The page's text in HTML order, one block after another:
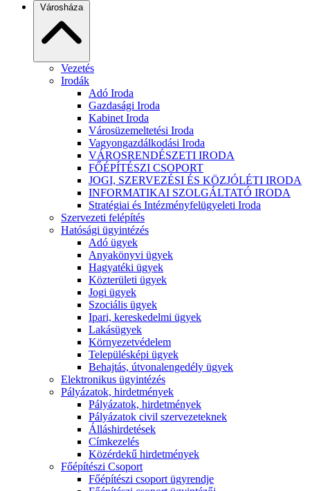
Városháza
Vezetés
Irodák
Adó Iroda
Gazdasági Iroda
Kabinet Iroda
Városüzemeltetési Iroda
Vagyongazdálkodási Iroda
VÁROSRENDÉSZETI IRODA
FŐÉPÍTÉSZI CSOPORT
JOGI, SZERVEZÉSI ÉS KÖZJÓLÉTI IRODA
INFORMATIKAI SZOLGÁLTATÓ IRODA
Stratégiai és Intézményfelügyeleti Iroda
Szervezeti felépítés
Hatósági ügyintézés
Adó ügyek
Anyakönyvi ügyek
Hagyatéki ügyek
Közterületi ügyek
Jogi ügyek
Szociális ügyek
Ipari, kereskedelmi ügyek
Lakásügyek
Környezetvédelem
Településképi ügyek
Behajtás, útvonalengedély ügyek
Elektronikus ügyintézés
Pályázatok, hirdetmények
Pályázatok, hirdetmények
Pályázatok civil szervezeteknek
Álláshirdetések
Címkezelés
Közérdekű hirdetmények
Főépítészi Csoport
Főépítészi csoport ügyrendje